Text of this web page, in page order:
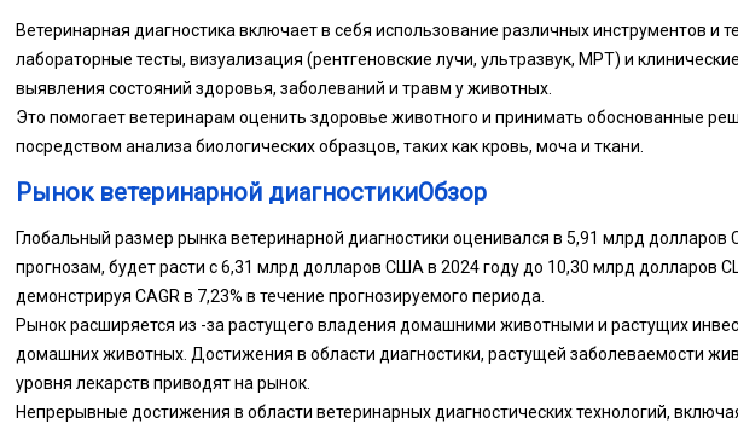
Ветеринарная диагностика включает в себя использование различных инструментов и
лабораторные тесты, визуализация (рентгеновские лучи, ультразвук, МРТ) и
выявления состояний здоровья, заболеваний и травм у животных.
Это помогает ветеринарам оценить здоровье животного и принимать обоснованные
посредством анализа биологических образцов, таких как кровь, моча и ткани.
Рынок ветеринарной диагностикиОбзор
Глобальный размер рынка ветеринарной диагностики оценивался в 5,91 млрд долларов
прогнозам, будет расти с 6,31 млрд долларов США в 2024 году до 10,30 млрд долларов
демонстрируя CAGR в 7,23% в течение прогнозируемого периода.
Рынок расширяется из -за растущего владения домашними животными и растущих
домашних животных. Достижения в области диагностики, растущей заболеваемости
уровня лекарств приводят на рынок.
Непрерывные достижения в области ветеринарных диагностических технологий,